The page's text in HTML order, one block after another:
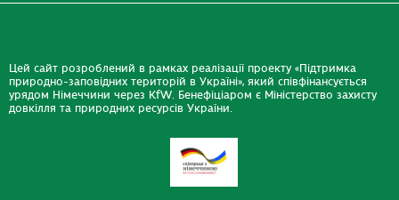
Цей сайт розроблений в рамках реалізації проекту «Підтримка
природно-заповідних територій в Україні», який співфінансується
урядом Німеччини через KfW. Бенефіціаром є Міністерство захисту
довкілля та природних ресурсів України.